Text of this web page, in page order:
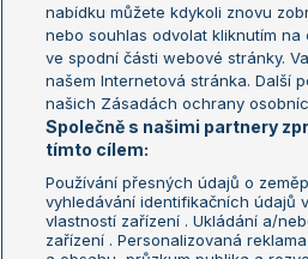
Aktualní trendy
Fotbalové přestupy
Livesport Daily
LS Prague Open
Podmínky užití
GDPR a žurnalistika
Reklama
nabídku můžete kdykoli znovu
nebo souhlas odvolat kliknutím na
ve spodní části webové stránky.
našem Internetová stránka. Další
našich Zásadách ochrany
Společně s našimi partnery
tímto cílem:
Používání přesných údajů o
vyhledávání identifikačních údajů
vlastností zařízení . Ukládání a/
zařízení . Personalizovaná